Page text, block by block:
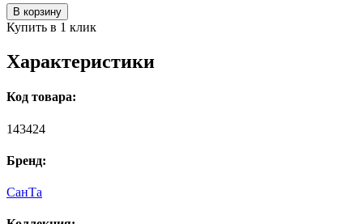
В корзину
Купить в 1 клик
Характеристики
Код товара:
143424
Бренд:
СанТа